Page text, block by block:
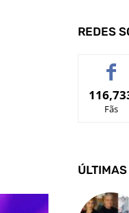
REDES
Fãs